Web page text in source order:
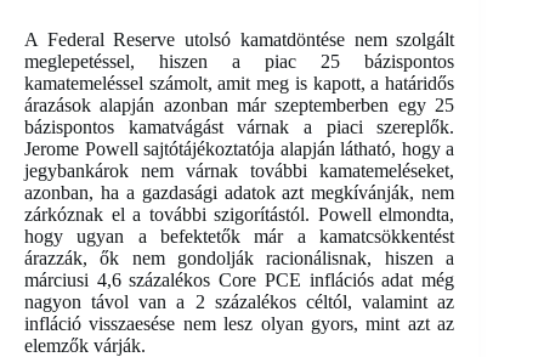
A Federal Reserve utolsó kamatdöntése nem szolgált
meglepetéssel, hiszen a piac 25 bázispontos
kamatemeléssel számolt, amit meg is kapott, a határidős
árazások alapján azonban már szeptemberben egy 25
bázispontos kamatvágást várnak a piaci szereplők.
Jerome Powell sajtótájékoztatója alapján látható, hogy a
jegybankárok nem várnak további kamatemeléseket,
azonban, ha a gazdasági adatok azt megkívánják, nem
zárkóznak el a további szigorítástól. Powell elmondta,
hogy ugyan a befektetők már a kamatcsökkentést
árazzák, ők nem gondolják racionálisnak, hiszen a
márciusi 4,6 százalékos Core PCE inflációs adat még
nagyon távol van a 2 százalékos céltól, valamint az
infláció visszaesése nem lesz olyan gyors, mint azt az
elemzők várják.